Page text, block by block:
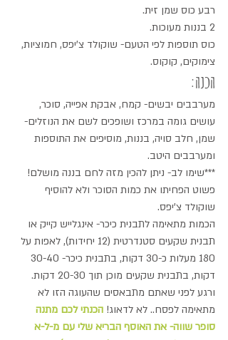
רבע כוס שמן זית.
2 בננות מעוכות.
כוס תוספות לפי הטעם- שוקולד צ'יפס, חמוציות,
צימוקים, קוקוס.
הכנה:
מערבבים יבשים- קמח, אבקת אפייה, סוכר,
עושים גומה במרכז ושופכים לשם את הנוזלים-
שמן, חלב סויה, בננות, מוסיפים את התוספות
ומערבבים היטב.
***שימו לב- ניתן להכין מזה לחם בננה מושלם!
פשוט הפחיתו את כמות הסוכר ולא להוסיף
שוקולד צ'יפס.
הכמות מתאימה לתבנית כיכר- אינגלייש קייק או
תבנית שקעים סטנדרטית (12 יחידות), לאפות על
דקות, בתבנית שקעים מוכן תוך 20-30 דקות.
ורגע לפני שאתם מתבאסים שהעוגה הזו לא
מתאימה לפסח.. לא לדאוג! הכנתי לכם מתנה
סופר שווה- את האוסף הבריא שלי עם מ-ל-א